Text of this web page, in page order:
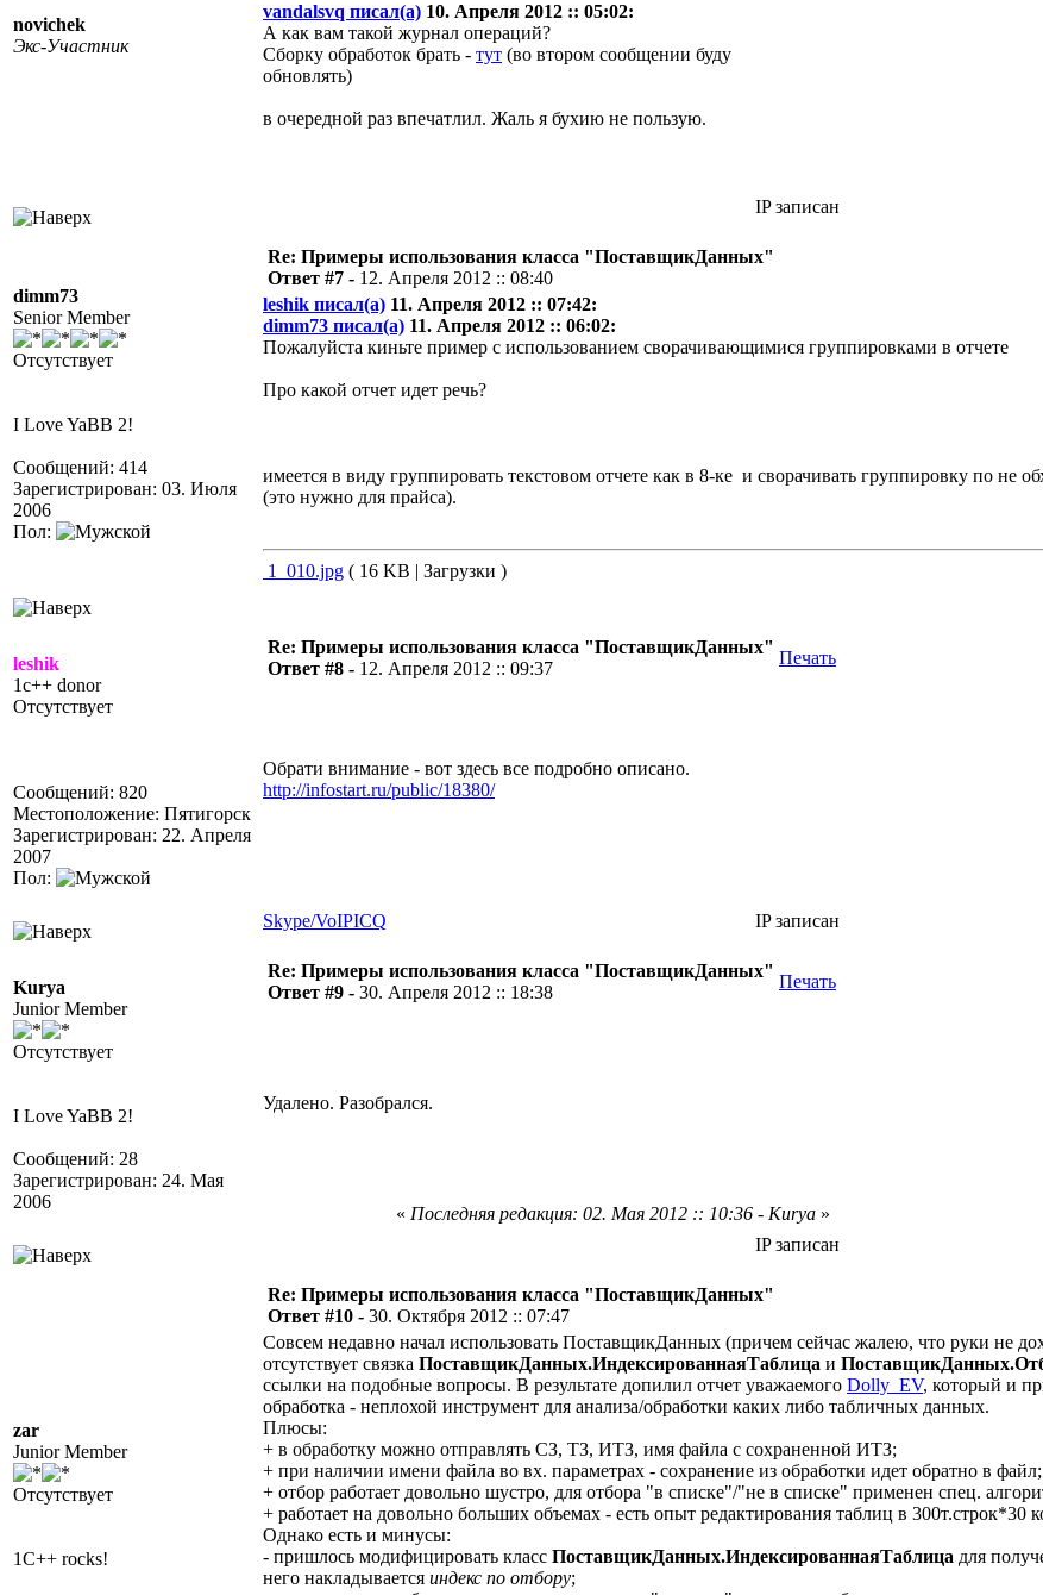
novichek
Экс-Участник
vandalsvq писал(а) 10. Апреля 2012 :: 05:02:
А как вам такой журнал операций?
Сборку обработок брать - тут (во втором сообщении буду
обновлять)
в очередной раз впечатлил. Жаль я бухию не пользую.
IP записан
dimm73
Senior Member
Отсутствует
I Love YaBB 2!
Сообщений: 414
Зарегистрирован: 03. Июля
2006
Пол:
Re: Примеры использования класса "ПоставщикДанных"
Ответ #7 - 12. Апреля 2012 :: 08:40
leshik писал(а) 11. Апреля 2012 :: 07:42:
dimm73 писал(а) 11. Апреля 2012 :: 06:02:
Пожалуйста киньте пример с использованием сворачивающимися группировками в отчете
Про какой отчет идет речь?
имеется в виду группировать текстовом отчете как в 8-ке и сворачивать группировку по не
(это нужно для прайса).
1_010.jpg ( 16 KB | Загрузки )
leshik
1c++ donor
Отсутствует
Сообщений: 820
Местоположение: Пятигорск
Зарегистрирован: 22. Апреля
2007
Пол:
Re: Примеры использования класса "ПоставщикДанных"
Ответ #8 - 12. Апреля 2012 :: 09:37
Печать
Обрати внимание - вот здесь все подробно описано.
http://infostart.ru/public/18380/
Skype/VoIPICQ IP записан
Kurya
Junior Member
Отсутствует
I Love YaBB 2!
Сообщений: 28
Зарегистрирован: 24. Мая
2006
Re: Примеры использования класса "ПоставщикДанных"
Ответ #9 - 30. Апреля 2012 :: 18:38
Печать
Удалено. Разобрался.
« Последняя редакция: 02. Мая 2012 :: 10:36 - Kurya »
IP записан
zar
Junior Member
Отсутствует
1C++ rocks!
Re: Примеры использования класса "ПоставщикДанных"
Ответ #10 - 30. Октября 2012 :: 07:47
Совсем недавно начал использовать ПоставщикДанных (причем сейчас жалею, что руки не
отсутствует связка ПоставщикДанных.ИндексированнаяТаблица и
ссылки на подобные вопросы. В результате допилил отчет уважаемого Dolly_EV, который и
обработка - неплохой инструмент для анализа/обработки каких либо табличных данных.
Плюсы:
+ в обработку можно отправлять СЗ, ТЗ, ИТЗ, имя файла с сохраненной ИТЗ;
+ при наличии имени файла во вх. параметрах - сохранение из обработки идет обратно в файл;
+ отбор работает довольно шустро, для отбора "в списке"/"не в списке" применен спец.
+ работает на довольно больших объемах - есть опыт редактирования таблиц в
Однако есть и минусы:
- пришлось модифицировать класс ПоставщикДанных.ИндексированнаяТаблица для
него накладывается индекс по отбору;